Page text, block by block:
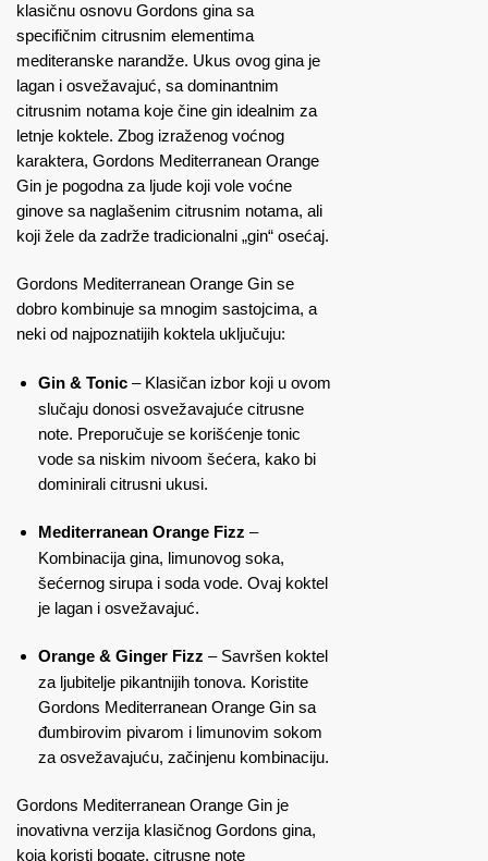
klasičnu osnovu Gordons gina sa
specifičnim citrusnim elementima
mediteranske narandže. Ukus ovog gina je
lagan i osvežavajuć, sa dominantnim
citrusnim notama koje čine gin idealnim za
letnje koktele. Zbog izraženog voćnog
karaktera, Gordons Mediterranean Orange
Gin je pogodna za ljude koji vole voćne
ginove sa naglašenim citrusnim notama, ali
koji žele da zadrže tradicionalni „gin“ osećaj.
Gordons Mediterranean Orange Gin se
dobro kombinuje sa mnogim sastojcima, a
neki od najpoznatijih koktela uključuju:
Gin & Tonic – Klasičan izbor koji u ovom
slučaju donosi osvežavajuće citrusne
note. Preporučuje se korišćenje tonic
vode sa niskim nivoom šećera, kako bi
dominirali citrusni ukusi.
Mediterranean Orange Fizz –
Kombinacija gina, limunovog soka,
šećernog sirupa i soda vode. Ovaj koktel
je lagan i osvežavajuć.
Orange & Ginger Fizz – Savršen koktel
za ljubitelje pikantnijih tonova. Koristite
Gordons Mediterranean Orange Gin sa
đumbirovim pivarom i limunovim sokom
za osvežavajuću, začinjenu kombinaciju.
Gordons Mediterranean Orange Gin je
inovativna verzija klasičnog Gordons gina,
koja koristi bogate, citrusne note